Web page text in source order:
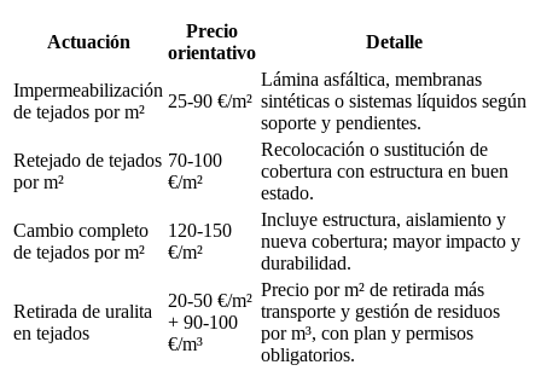
Actuación
Precio
orientativo
Detalle
Impermeabilización
de tejados por m²
25-90 €/m²
Lámina asfáltica, membranas
sintéticas o sistemas líquidos según
soporte y pendientes.
Retejado de tejados
por m²
70-100
€/m²
Recolocación o sustitución de
cobertura con estructura en buen
estado.
Cambio completo
de tejados por m²
120-150
€/m²
Incluye estructura, aislamiento y
nueva cobertura; mayor impacto y
durabilidad.
Retirada de uralita
en tejados
20-50 €/m²
+ 90-100
€/m³
Precio por m² de retirada más
transporte y gestión de residuos
por m³, con plan y permisos
obligatorios.